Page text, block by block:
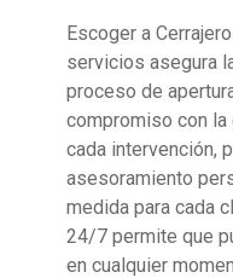
Escoger a
servicios asegura
proceso de
compromiso con
cada intervención,
asesoramiento
medida para cada
24/7 permite que
en cualquier